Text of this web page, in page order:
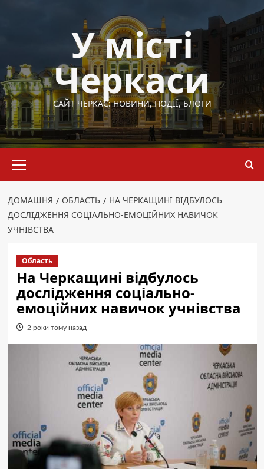
У місті
Черкаси
САЙТ ЧЕРКАС: НОВИНИ, ПОДІЇ, БЛОГИ
меню
ДОМАШНЯ ОБЛАСТЬ
НА ЧЕРКАЩИНІ ВІДБУЛОСЬ
ДОСЛІДЖЕННЯ СОЦІАЛЬНО-ЕМОЦІЙНИХ НАВИЧОК
УЧНІВСТВА
Область
На Черкащині відбулось
дослідження соціально-
емоційних навичок учнівства
2 роки тому назад